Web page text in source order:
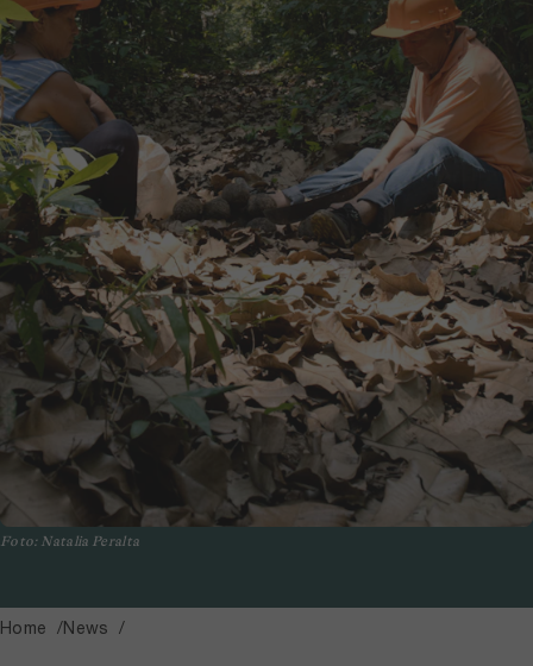
Foto: Natalia Peralta
Home News